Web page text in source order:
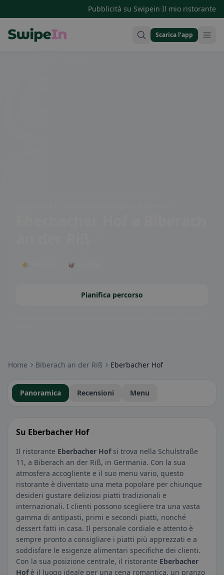
Pubblicità su Swipein·Il mio ristorante
Scarica l’app
🌤 Terrazza 🥡 Asporto
Pianifica percorso
Home Biberach an der Riß Eberbacher Hof
Panoramica Recensioni Menu
Su Eberbacher Hof
Il ristorante Eberbacher Hofsi trova nella Schulstraße
11, a Biberach an der Riß, in Germania. Con la sua
atmosfera accogliente e il suo menu vario, questo
ristorante è diventato una meta popolare per chiunque
desideri gustare deliziosi piatti tradizionali e
internazionali. I clienti possono scegliere tra una vasta
gamma di antipasti, primi e secondi piatti, nonché
dessert fatti in casa. Il personale cordiale e attento è
sempre pronto a consigliare i piatti più apprezzati e a
soddisfare le esigenze alimentari specifiche dei clienti.
Con la sua posizione centrale, il ristorante Eberbacher
Hofè il luogo ideale per una cena romantica, un pranzo